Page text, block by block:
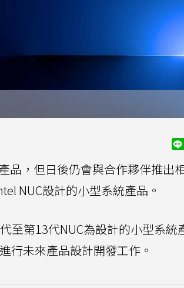
品，但日後仍會與合作夥伴推出
NUC設計的小型系統產品。
至第13代NUC為設計的小型系統
行未來產品設計開發工作。